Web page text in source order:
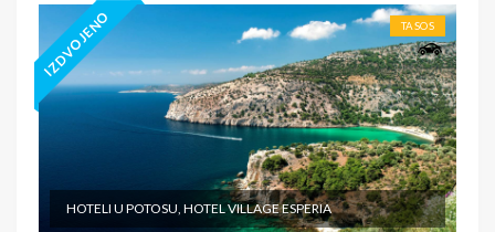
IZDVOJENO TASOS
HOTELI U POTOSU, HOTEL VILLAGE ESPERIA